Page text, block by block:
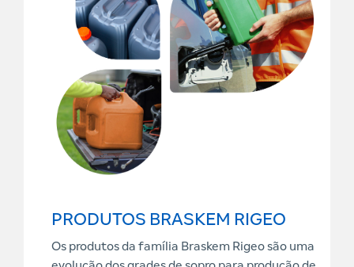
PRODUTOS BRASKEM RIGEO
Os produtos da família Braskem Rigeo são uma